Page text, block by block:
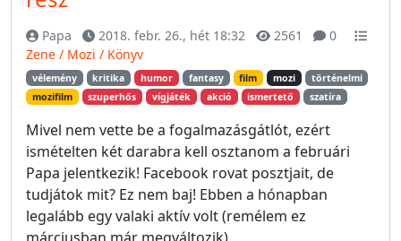
Papa 2018. febr. 26., hét 18:32 2561
0
Zene / Mozi / Könyv
vélemény kritika humor fantasy film mozi
történelmi
mozifilm
szuperhős vígjáték akció ismertető szatíra
Mivel nem vette be a fogalmazásgátlót, ezért
ismételten két darabra kell osztanom a februári
Papa jelentkezik! Facebook rovat posztjait, de
tudjátok mit? Ez nem baj! Ebben a hónapban
legalább egy valaki aktív volt (remélem ez